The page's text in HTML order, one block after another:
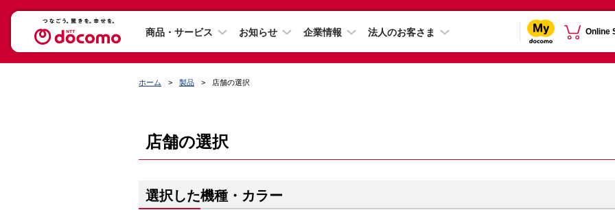
商品・サービス お知らせ 企業情報 法人のお客さま Online
ホーム 製品 店舗の選択
店舗の選択
選択した機種・カラー